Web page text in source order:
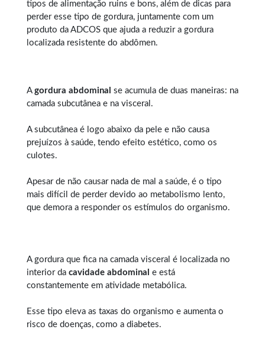
tipos de alimentação ruins e bons, além de dicas para
perder esse tipo de gordura, juntamente com um
produto da ADCOS que ajuda a reduzir a gordura
localizada resistente do abdômen.
A gordura abdominal se acumula de duas maneiras: na
camada subcutânea e na visceral.
A subcutânea é logo abaixo da pele e não causa
prejuízos à saúde, tendo efeito estético, como os
culotes.
Apesar de não causar nada de mal a saúde, é o tipo
mais difícil de perder devido ao metabolismo lento,
que demora a responder os estímulos do organismo.
A gordura que fica na camada visceral é localizada no
interior da cavidade abdominal e está
constantemente em atividade metabólica.
Esse tipo eleva as taxas do organismo e aumenta o
risco de doenças, como a diabetes.